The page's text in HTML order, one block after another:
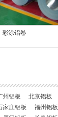
彩涂铝卷
州铝板 北京铝板
家庄铝板 福州铝板